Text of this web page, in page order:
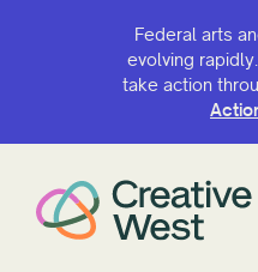
Federal arts
evolving
take action